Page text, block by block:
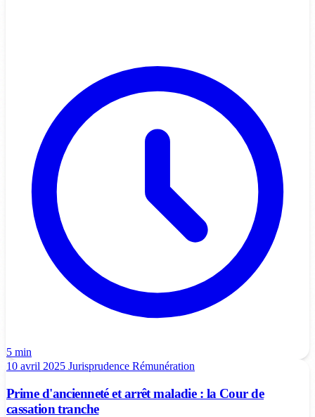
5 min
10 avril 2025 Jurisprudence Rémunération
Prime d'ancienneté et arrêt maladie : la Cour de
cassation tranche